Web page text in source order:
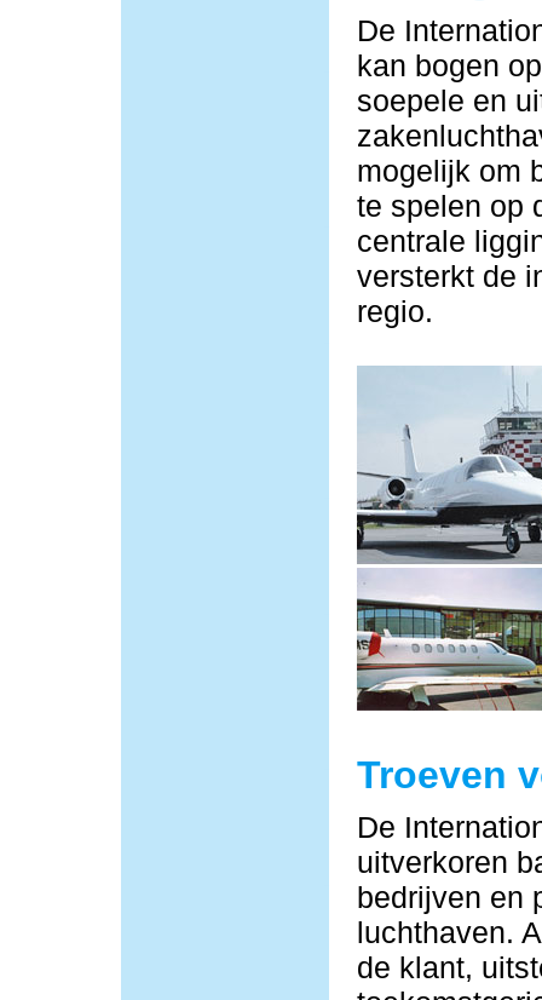
De
kan bogen
soepele en
mogelijk om
te spelen op
centrale
versterkt de
regio.
Troeven
De
uitverkoren
bedrijven en
luchthaven.
de klant,